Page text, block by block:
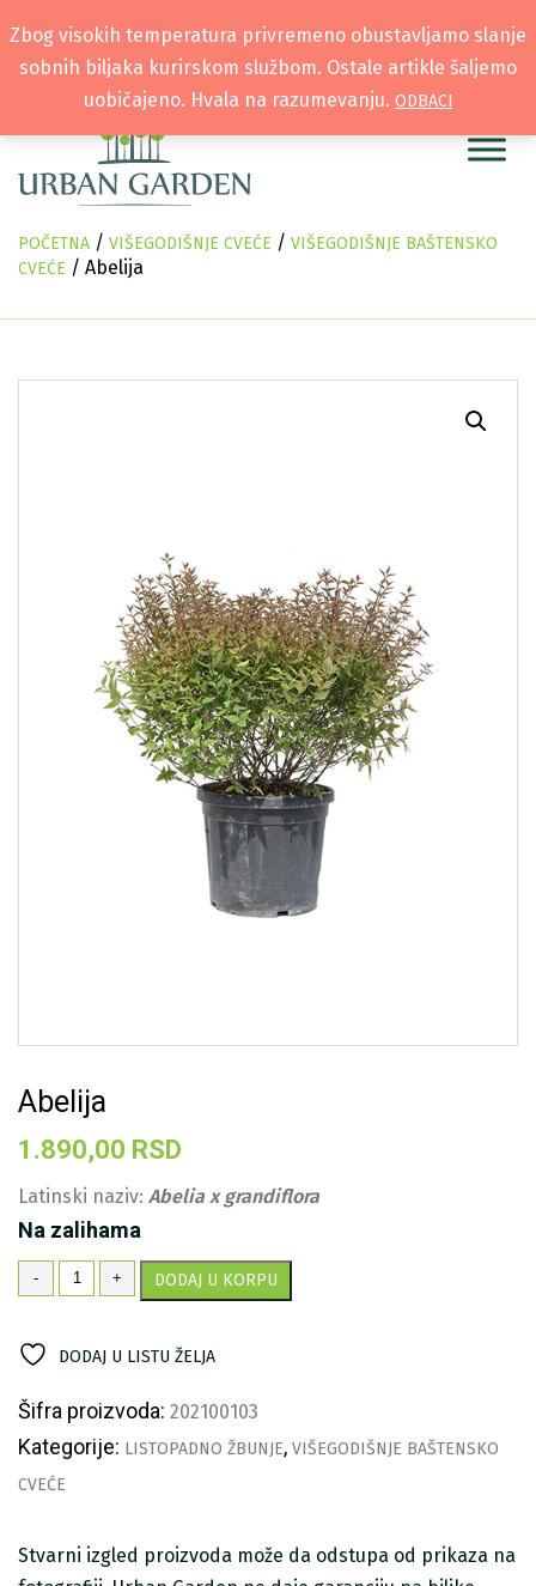
POČETNA / VIŠEGODIŠNJE CVEĆE / VIŠEGODIŠNJE BAŠTENSKO
CVEĆE / Abelija
Abelija
1.890,00 RSD
Latinski naziv: Abelia x grandiflora
Na zalihama
-
Abelija
količina
+ DODAJ U KORPU
DODAJ U LISTU ŽELJA
Šifra proizvoda: 202100103
Kategorije: LISTOPADNO ŽBUNJE, VIŠEGODIŠNJE BAŠTENSKO
CVEĆE
Stvarni izgled proizvoda može da odstupa od prikaza na
Zbog visokih temperatura privremeno obustavljamo slanje
sobnih biljaka kurirskom službom. Ostale artikle šaljemo
uobičajeno. Hvala na razumevanju. ODBACI